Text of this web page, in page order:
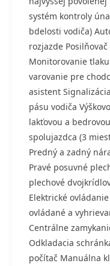
systém kontroly
bdelosti vodiča)
rozjazde
Monitorovanie
varovanie pre
asistent
pásu vodiča
lakťovou a
spolujazdca (3
Predný a zadný
Pravé posuvné
plechové
Elektrické
ovládané a
Centrálne
Odkladacia
počítač Manuálna